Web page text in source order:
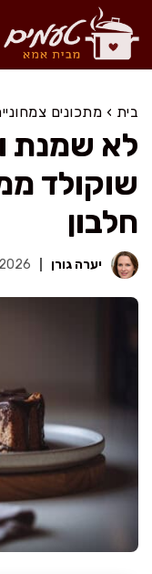
לדלג
לתוכן
בית › מתכונים
לא שמנת
שוקולד
חלבון
יערה גורן